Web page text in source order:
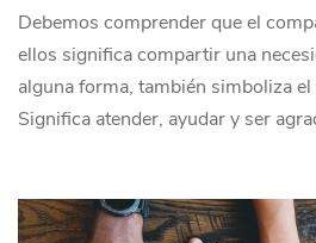
Debemos comprender que el
ellos significa compartir una
alguna forma, también simboliza
Significa atender, ayudar y ser